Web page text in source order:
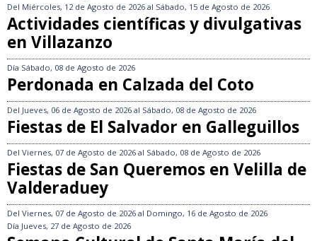
Del Miércoles, 12 de Agosto de 2026 al Sábado, 15 de Agosto de 2026
Actividades científicas y divulgativas
en Villazanzo
Día Sábado, 08 de Agosto de 2026
Perdonada en Calzada del Coto
Del Jueves, 06 de Agosto de 2026 al Sábado, 08 de Agosto de 2026
Fiestas de El Salvador en Galleguillos
Del Viernes, 07 de Agosto de 2026 al Sábado, 08 de Agosto de 2026
Fiestas de San Queremos en Velilla de
Valderaduey
Del Viernes, 07 de Agosto de 2026 al Domingo, 16 de Agosto de 2026
Día Jueves, 27 de Agosto de 2026